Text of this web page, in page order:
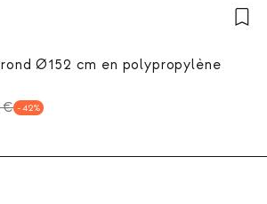
Ø152 cm en polypropylène
€ 42